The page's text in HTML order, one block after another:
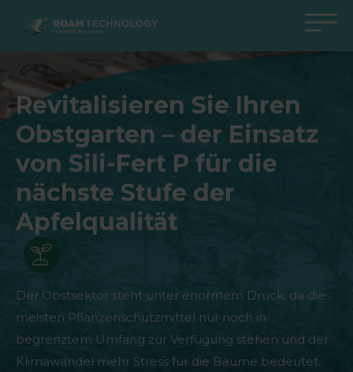
ROAM
TECHNOLOGY
Zurück zum Hauptmenü
Agro Solutions
Branchen
Produkte
Alle Fälle
Zurück zum Hauptmenü
Livestock Solutions
Industrie
Produkte
Alle Fälle
Zurück zum Hauptmenü
Industrial Applications
Anwendungen
Produkte
Alle Fälle
Zurück zum Hauptmenü
Medical Support
Wissenszentrum
Produkte Medical Support
alle Fälle
Revitalisieren Sie Ihren
Obstgarten – der Einsatz
von Sili-Fert P für die
nächste Stufe der
Apfelqualität
Der Obstsektor steht unter enormem Druck, da die
meisten Pflanzenschutzmittel nur noch in
begrenztem Umfang zur Verfügung stehen und der
Klimawandel mehr Stress für die Bäume bedeutet.